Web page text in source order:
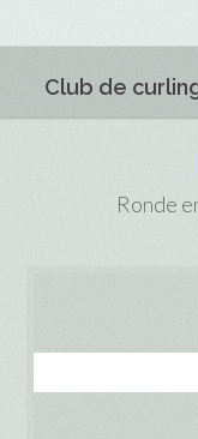
Club de
Ronde